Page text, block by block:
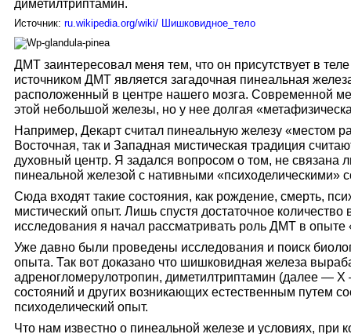
диметилтриптамин.
Источник: ru.wikipedia.org/wiki/ Шишковидное_тело
ДМТ заинтересовал меня тем, что он присутствует в
источником ДМТ является загадочная пинеальная
расположенный в центре нашего мозга. Современной
этой небольшой железы, но у нее долгая
Например, Декарт считал пинеальную железу «местом
Восточная, так и Западная мистическая традиция
духовный центр. Я задался вопросом о том, не связана
пинеальной железой с нативными «психоделическими»
Сюда входят такие состояния, как рождение, смерть,
мистический опыт. Лишь спустя достаточное
исследования я начал рассматривать роль ДМТ в
Уже давно были проведены исследования и поиск
опыта. Так вот доказано что шишковидная железа
адреногломерулотропин, диметилтриптамин (далее — Х
состояний и других возникающих естественным путем
психоделический опыт.
Что нам известно о пинеальной железе и условиях, при